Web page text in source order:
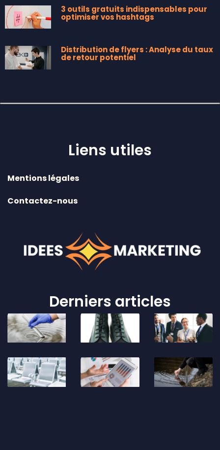
3 outils gratuits indispensables pour
optimiser vos hashtags
Distribution de flyers : Analyse du taux
de retour potentiel
Liens utiles
Mentions légales
Contactez-nous
Derniers articles